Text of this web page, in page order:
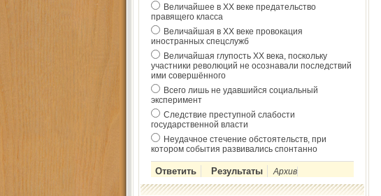
Величайшее в ХХ веке предательство
правящего класса
Величайшая в ХХ веке провокация
иностранных спецслужб
Величайшая глупость ХХ века, поскольку
участники революций не осознавали последствий
ими совершённого
Всего лишь не удавшийся социальный
эксперимент
Следствие преступной слабости
государственной власти
Неудачное стечение обстоятельств, при
котором события развивались спонтанно
Архив